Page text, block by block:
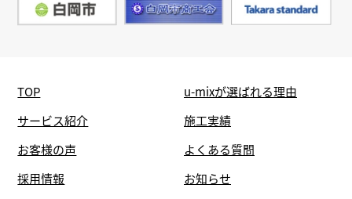
TOP
u-mixが選ばれる理由
サービス紹介
施工実績
お客様の声
よくある質問
採用情報
お知らせ